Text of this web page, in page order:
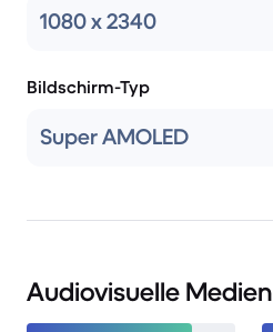
1080 x 2340
Bildschirm-Typ
Super AMOLED
Audiovisuelle Medien